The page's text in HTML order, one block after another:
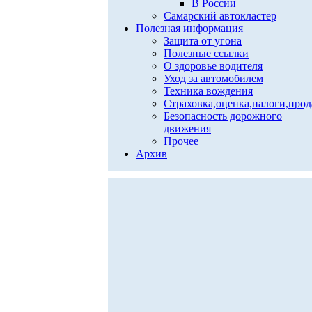
В России
Самарский автокластер
Полезная информация
Защита от угона
Полезные ссылки
О здоровье водителя
Уход за автомобилем
Техника вождения
Безопасность дорожного
движения
Прочее
Архив